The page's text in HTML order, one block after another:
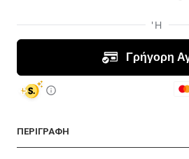
ΠΕΡΙΓΡΑΦΗ